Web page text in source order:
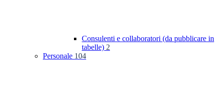
Consulenti e collaboratori (da pubblicare in
tabelle) 2
Personale 104